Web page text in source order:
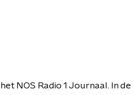
NOS Radio 1 Journaal. In de